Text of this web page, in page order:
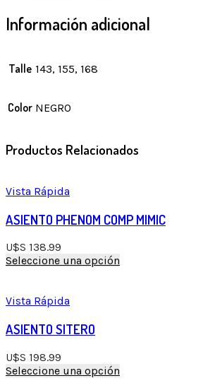
Información adicional
Talle 143, 155, 168
Color NEGRO
Productos Relacionados
Vista Rápida
ASIENTO PHENOM COMP MIMIC
U$S 138.99
Seleccione una opción
Vista Rápida
ASIENTO SITERO
U$S 198.99
Seleccione una opción